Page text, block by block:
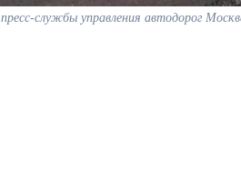
службы управления автодорог